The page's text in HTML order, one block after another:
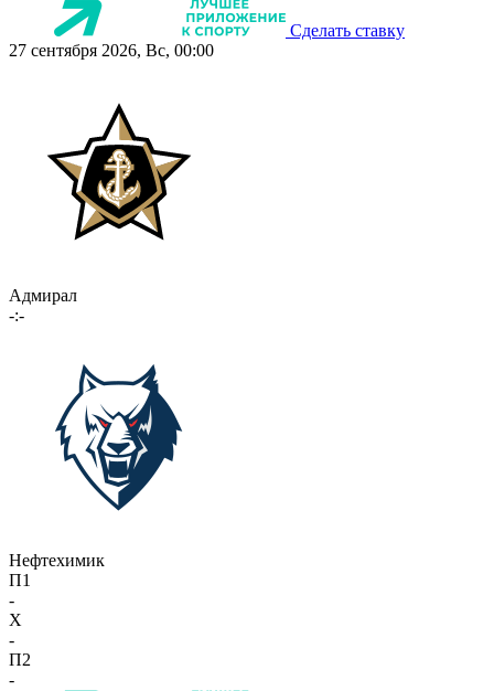
Сделать ставку
27 сентября 2026, Вс, 00:00
Адмирал
-:-
Нефтехимик
П1
-
X
-
П2
-